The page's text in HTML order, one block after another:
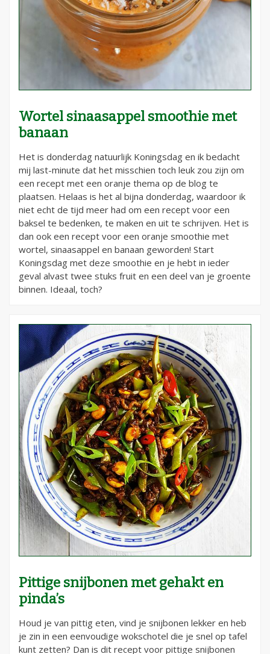
Wortel sinaasappel smoothie met
banaan
Het is donderdag natuurlijk Koningsdag en ik bedacht
mij last-minute dat het misschien toch leuk zou zijn om
een recept met een oranje thema op de blog te
plaatsen. Helaas is het al bijna donderdag, waardoor ik
niet echt de tijd meer had om een recept voor een
baksel te bedenken, te maken en uit te schrijven. Het is
dan ook een recept voor een oranje smoothie met
wortel, sinaasappel en banaan geworden! Start
Koningsdag met deze smoothie en je hebt in ieder
geval alvast twee stuks fruit en een deel van je groente
binnen. Ideaal, toch?
Pittige snijbonen met gehakt en
pinda’s
Houd je van pittig eten, vind je snijbonen lekker en heb
je zin in een eenvoudige wokschotel die je snel op tafel
kunt zetten? Dan is dit recept voor pittige snijbonen